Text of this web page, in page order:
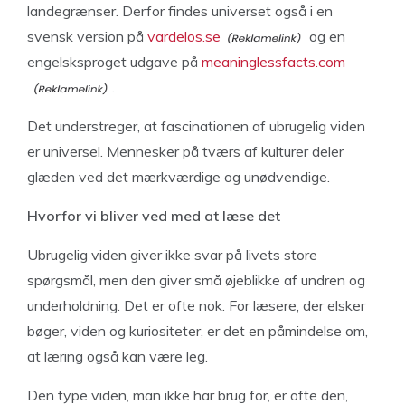
landegrænser. Derfor findes universet også i en
svensk version på vardelos.se
og en
engelsksproget udgave på meaninglessfacts.com
Det understreger, at fascinationen af ubrugelig viden
er universel. Mennesker på tværs af kulturer deler
glæden ved det mærkværdige og unødvendige.
Hvorfor vi bliver ved med at læse det
Ubrugelig viden giver ikke svar på livets store
spørgsmål, men den giver små øjeblikke af undren og
underholdning. Det er ofte nok. For læsere, der elsker
bøger, viden og kuriositeter, er det en påmindelse om,
at læring også kan være leg.
Den type viden, man ikke har brug for, er ofte den,